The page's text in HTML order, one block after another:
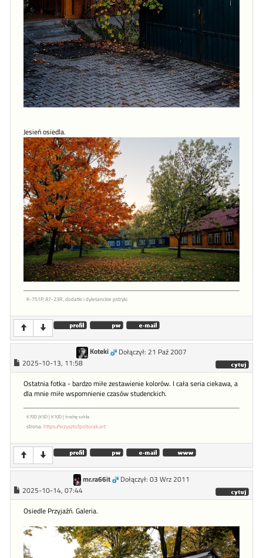
Jesień osiedla.
K-751P, A7-23R, dodatki i dyletanckie pstryki
Koteki
Dołączył: 21 Paź 2007
2025-10-13, 11:58
Ostatnia fotka - bardzo miłe zestawienie kolorów. I cała seria ciekawa, a
dla mnie miłe wspomnienie czasów studenckich.
K70D |K5D | K10D | trochę szkła
strona:https://krzysztofpoltorak.art
mr.ra66it
Dołączył: 03 Wrz 2011
2025-10-14, 07:44
Osiedle Przyjaźń. Galeria.